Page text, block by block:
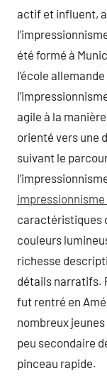
actif et influent,
été formé à
l’école
agile à la
orienté vers une
suivant le
impressionnisme
caractéristiques
couleurs
richesse
détails narratifs.
fut rentré en
nombreux
peu secondaire
pinceau rapide.